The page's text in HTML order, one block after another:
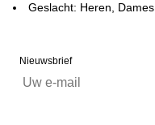
Geslacht: Heren, Dames
Nieuwsbrief